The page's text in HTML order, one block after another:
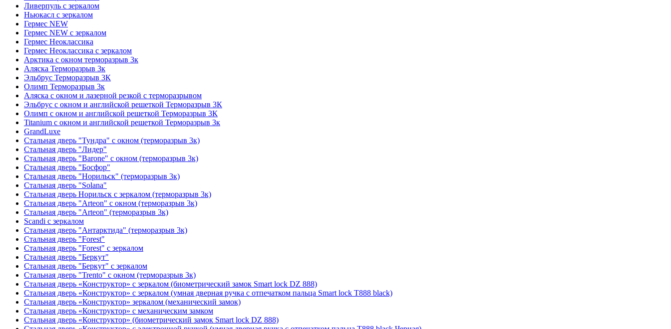
Ливерпуль с зеркалом
Ньюкасл с зеркалом
Гермес NEW
Гермес NEW с зеркалом
Гермес Неоклассика
Гермес Неоклассика с зеркалом
Арктика с окном терморазрыв 3к
Аляска Терморазрыв 3к
Эльбрус Терморазрыв 3К
Олимп Терморазрыв 3к
Аляска с окном и лазерной резкой с терморазрывом
Эльбрус с окном и английской решеткой Терморазрыв 3К
Олимп с окном и английской решеткой Терморазрыв 3К
Titanium с окном и английской решеткой Терморазрыв 3к
GrandLuxe
Стальная дверь "Тундра" с окном (терморазрыв 3к)
Стальная дверь "Лидер"
Стальная дверь "Barone" с окном (терморазрыв 3к)
Стальная дверь "Босфор"
Стальная дверь "Норильск" (терморазрыв 3к)
Стальная дверь "Solana"
Стальная дверь Норильск с зеркалом (терморазрыв 3к)
Стальная дверь "Arteon" с окном (терморазрыв 3к)
Стальная дверь "Arteon" (терморазрыв 3к)
Scandi с зеркалом
Стальная дверь "Антарктида" (терморазрыв 3к)
Стальная дверь "Forest"
Стальная дверь "Forest" с зеркалом
Стальная дверь "Беркут"
Стальная дверь "Беркут" с зеркалом
Стальная дверь "Trento" с окном (терморазрыв 3к)
Стальная дверь «Конструктор» с зеркалом (биометрический замок Smart lock DZ 888)
Стальная дверь «Конструктор» с зеркалом (умная дверная ручка с отпечатком пальца Smart lock T888 black)
Стальная дверь «Конструктор» зеркалом (механический замок)
Стальная дверь «Конструктор» с механическим замком
Стальная дверь «Конструктор» (биометрический замок Smart lock DZ 888)